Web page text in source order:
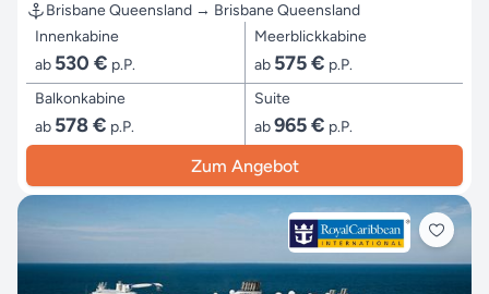
Brisbane Queensland → Brisbane Queensland
Innenkabine
ab 530 € p.P.
Meerblickkabine
ab 575 € p.P.
Balkonkabine
ab 578 € p.P.
Suite
ab965 € p.P.
Zum Angebot